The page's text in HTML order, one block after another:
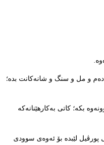
دەم و مل و سنگ و شانەکانت بدە؛
بکە؛ کاتی بەکارهێنانەکە
پورڤیل لێبدە بۆ ئەوەی سوودی